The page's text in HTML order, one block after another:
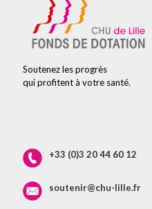
Soutenez les progrès
qui profitent à votre santé.
+33 (0)3 20 44 60 12
soutenir@chu-lille.fr